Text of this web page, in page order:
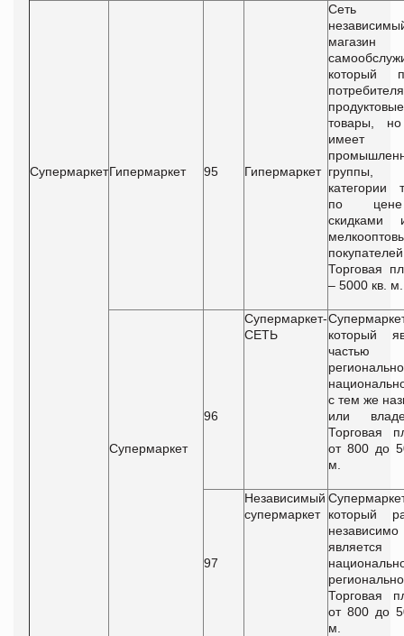
СупермаркетГипермаркет 95 Гипермаркет
Сеть
магазин
который
продуктовые
товары,
имеет
категории
по
Торговая
– 5000 кв. м.
Супермаркет
96
Супермаркет-
СЕТЬ
который
частью
с тем же
или
Торговая
от 800 до
м.
97
Независимый
супермаркет
который
является
Торговая
от 800 до
м.